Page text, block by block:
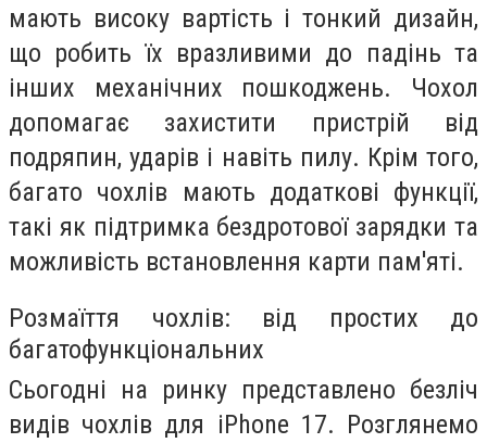
мають високу вартість і тонкий дизайн,
що робить їх вразливими до падінь та
інших механічних пошкоджень. Чохол
допомагає захистити пристрій від
подряпин, ударів і навіть пилу. Крім того,
багато чохлів мають додаткові функції,
такі як підтримка бездротової зарядки та
можливість встановлення карти пам'яті.
Розмаїття чохлів: від простих до
багатофункціональних
Сьогодні на ринку представлено безліч
видів чохлів для iPhone 17. Розглянемо